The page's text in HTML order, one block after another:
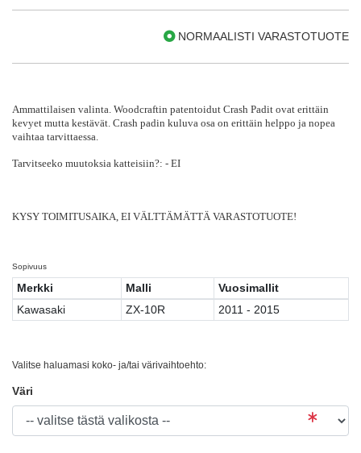
NORMAALISTI VARASTOTUOTE
Ammattilaisen valinta. Woodcraftin patentoidut Crash Padit ovat erittäin
kevyet mutta kestävät. Crash padin kuluva osa on erittäin helppo ja nopea
vaihtaa tarvittaessa.
Tarvitseeko muutoksia katteisiin?: - EI
KYSY TOIMITUSAIKA, EI VÄLTTÄMÄTTÄ VARASTOTUOTE!
Sopivuus
Merkki Malli
Vuosimallit
Kawasaki
ZX-10R 2011 - 2015
Valitse haluamasi koko- ja/tai värivaihtoehto:
Väri